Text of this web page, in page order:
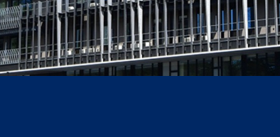
専門学校の資料請求 大学院の資料請求
大学入学共通テスト「受験案内」の請求
大学入学共通テスト「受験上の配慮案内